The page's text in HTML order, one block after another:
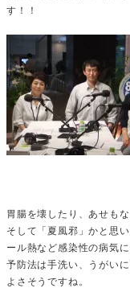
す！！
胃腸を壊したり、あせも
そして「夏風邪」かと思
ール熱など感染性の病気
予防法は手洗い、うがい
よさそうですね。